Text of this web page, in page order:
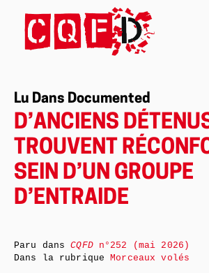
Lu Dans Documented
D’ANCIENS
TROUVENT
SEIN D’UN GROUPE
D’ENTRAIDE
Paru dansCQFDn°252 (mai 2026)
Dans la rubriqueMorceaux volés